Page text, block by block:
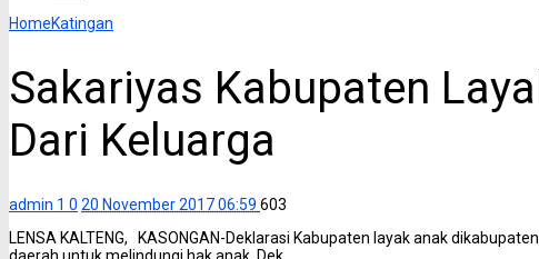
HomeKatingan
Sakariyas Kabupaten
Dari Keluarga
admin 1 0 20 November 2017 06:59 603
LENSA KALTENG, KASONGAN-Deklarasi Kabupaten layak anak